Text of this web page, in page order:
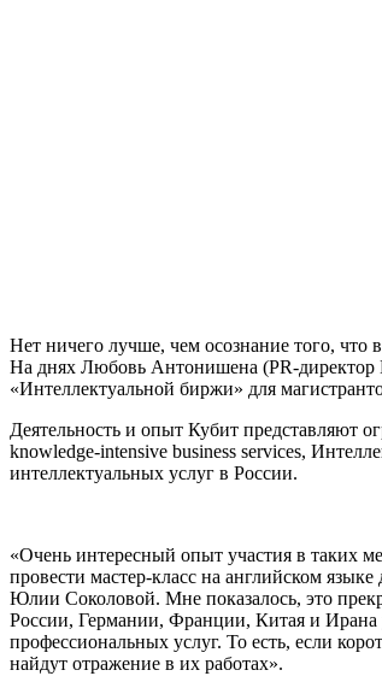
Нет ничего лучше, чем осознание того,
На днях Любовь Антонишена (PR-директор
«Интеллектуальной биржи» для
Деятельность и опыт Кубит представляют
knowledge-intensive business services,
интеллектуальных услуг в России.
«Очень интересный опыт участия в таких
провести мастер-класс на английском
Юлии Соколовой. Мне показалось, это
России, Германии, Франции, Китая и Ирана
профессиональных услуг. То есть, если
найдут отражение в их работах».